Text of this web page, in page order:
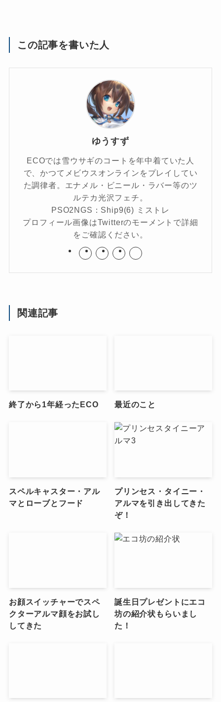
この記事を書いた人
ゆうすず
ECOでは雪ウサギのコートを年中着ていた人
で、かつてメビウスオンラインをプレイしてい
た調律者。エナメル・ビニール・ラバー等のツ
ルテカ光沢フェチ。
PSO2NGS：Ship9(6) ミストレ
プロフィール画像はTwitterのモーメントで詳細
をご確認ください。
関連記事
終了から1年経ったECO 最近のこと
スペルキャスター・アル
マとローブとフード
プリンセス・タイニー・
アルマを引き出してきた
ぞ！
お顔スイッチャーでスペ
クターアルマ顔をお試し
してきた
誕生日プレゼントにエコ
坊の紹介状もらいまし
た！